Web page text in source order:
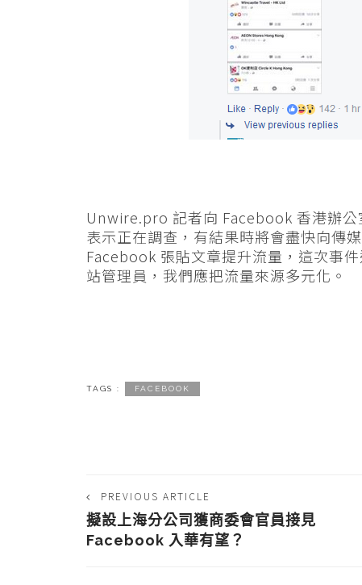
Unwire.pro 記者向 Facebook 香港辦
表示正在調查，有結果時將會盡快向傳
Facebook 張貼文章提升流量，這次事
站管理員，我們應把流量來源多元化。
TAGS : FACEBOOK
PREVIOUS ARTICLE
擬設上海分公司獲商委會官員接見
Facebook 入華有望？